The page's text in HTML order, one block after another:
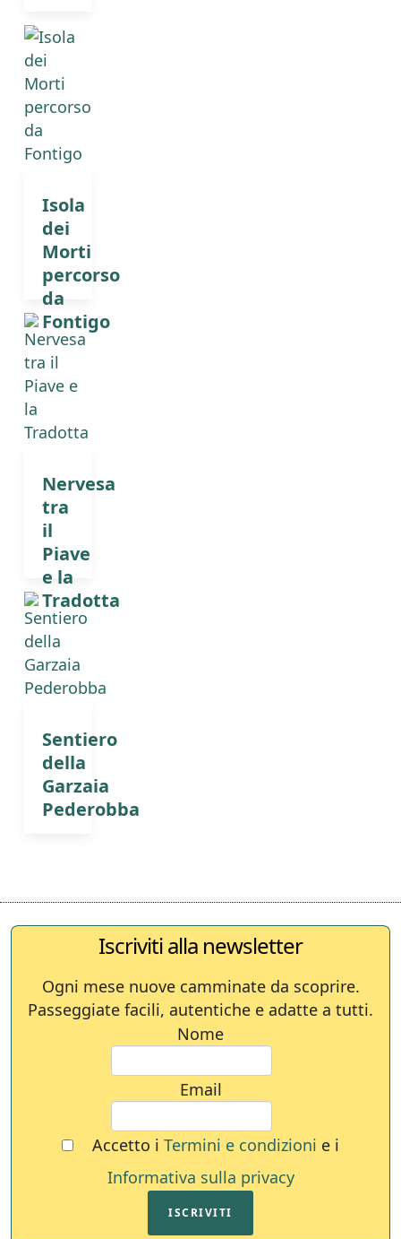
Isola
dei
Morti
percorso
da
Fontigo
Nervesa
tra
il
Piave
e la
Tradotta
Sentiero
della
Garzaia
Pederobba
Iscriviti alla newsletter
Ogni mese nuove camminate da scoprire.
Passeggiate facili, autentiche e adatte a tutti.
Nome
Email
Accetto i Termini e condizioni e i
Informativa sulla privacy
ISCRIVITI